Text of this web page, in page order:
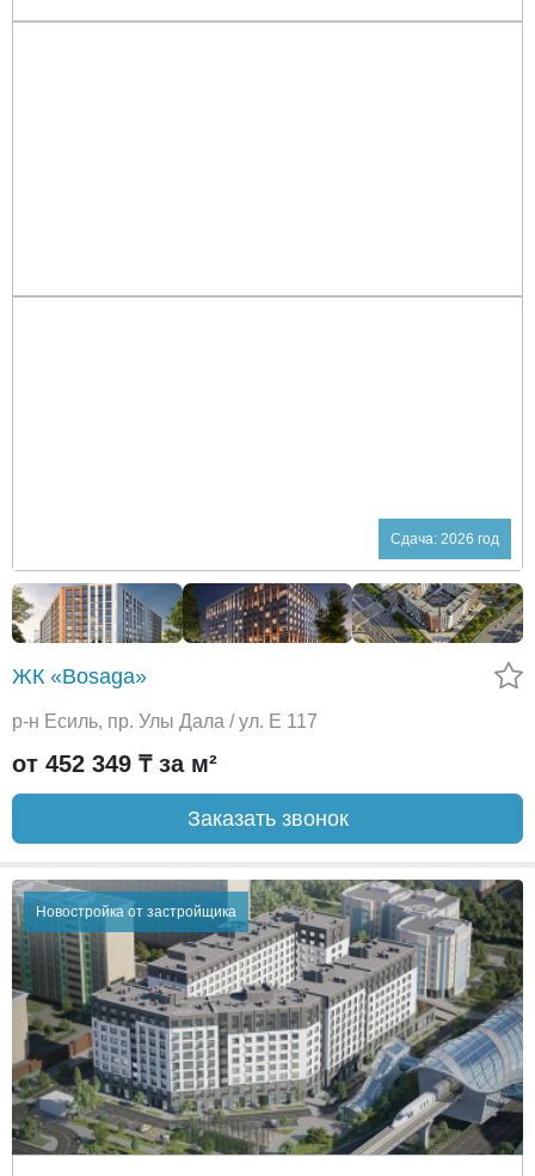
Сдача: 2026 год
ЖК «Bosaga»
р-н Есиль, пр. Улы Дала / ул. Е 117
от 452 349 ₸ за м²
Заказать звонок
Новостройка от застройщика